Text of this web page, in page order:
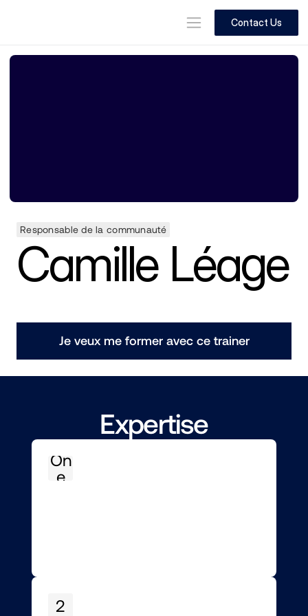
Contact Us
Responsable de la communauté
Camille Léage
Je veux me former avec ce trainer
Expertise
On
e
2